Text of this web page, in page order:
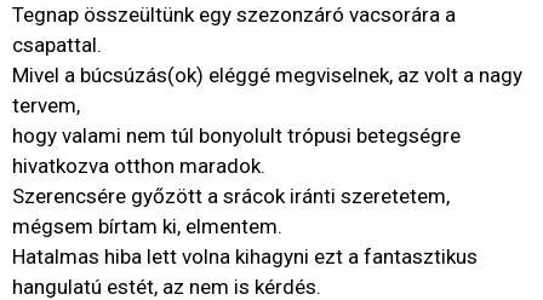
Tegnap összeültünk egy szezonzáró vacsorára a
csapattal.
Mivel a búcsúzás(ok) eléggé megviselnek, az volt a nagy
tervem,
hogy valami nem túl bonyolult trópusi betegségre
hivatkozva otthon maradok.
Szerencsére győzött a srácok iránti szeretetem,
mégsem bírtam ki, elmentem.
Hatalmas hiba lett volna kihagyni ezt a fantasztikus
hangulatú estét, az nem is kérdés.